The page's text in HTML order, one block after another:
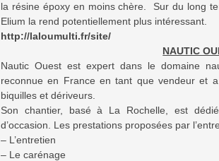
la résine époxy en moins chère. Sur du long
Elium la rend potentiellement plus intéressant.
http://laloumulti.fr/site/
NAUTIC
Nautic Ouest est expert dans le domaine
reconnue en France en tant que vendeur et
biquilles et dériveurs.
Son chantier, basé à La Rochelle, est
d’occasion. Les prestations proposées par
– L’entretien
– Le carénage